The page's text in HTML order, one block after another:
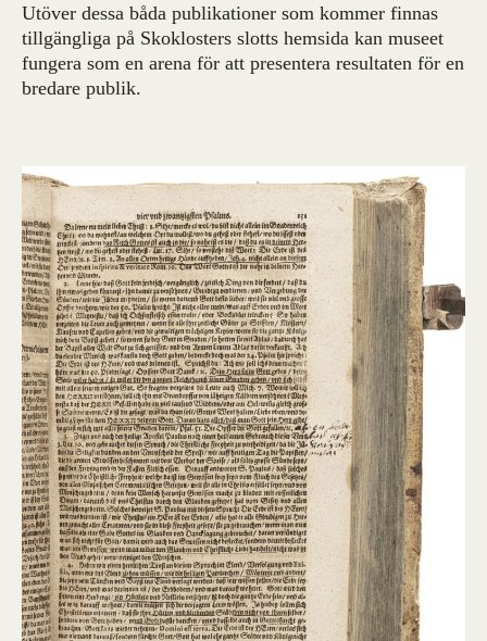
Utöver dessa båda publikationer som kommer finnas
tillgängliga på Skoklosters slotts hemsida kan museet
fungera som en arena för att presentera resultaten för en
bredare publik.